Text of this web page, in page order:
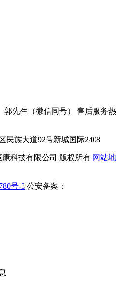
郭先生（微信同号） 售后服务热
民族大道92号新城国际2408
康科技有限公司 版权所有 网站地
号-3 公安备案：